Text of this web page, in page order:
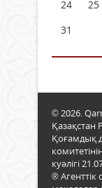
24
25
31
© 2026.
Қазақстан
Қоғамдық
куәлігі
®